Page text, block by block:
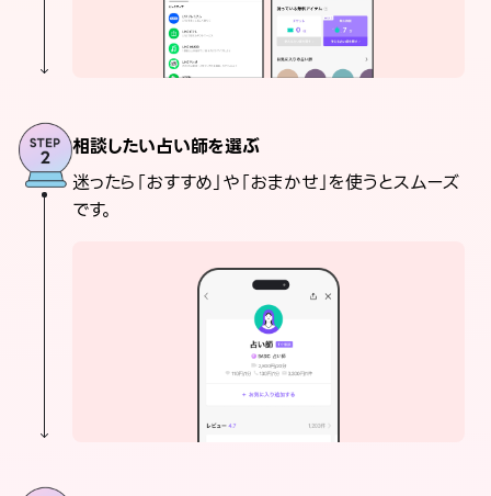
相談したい占い師を選ぶ
迷ったら「おすすめ」や「おまかせ」を使うとスムーズ
です。